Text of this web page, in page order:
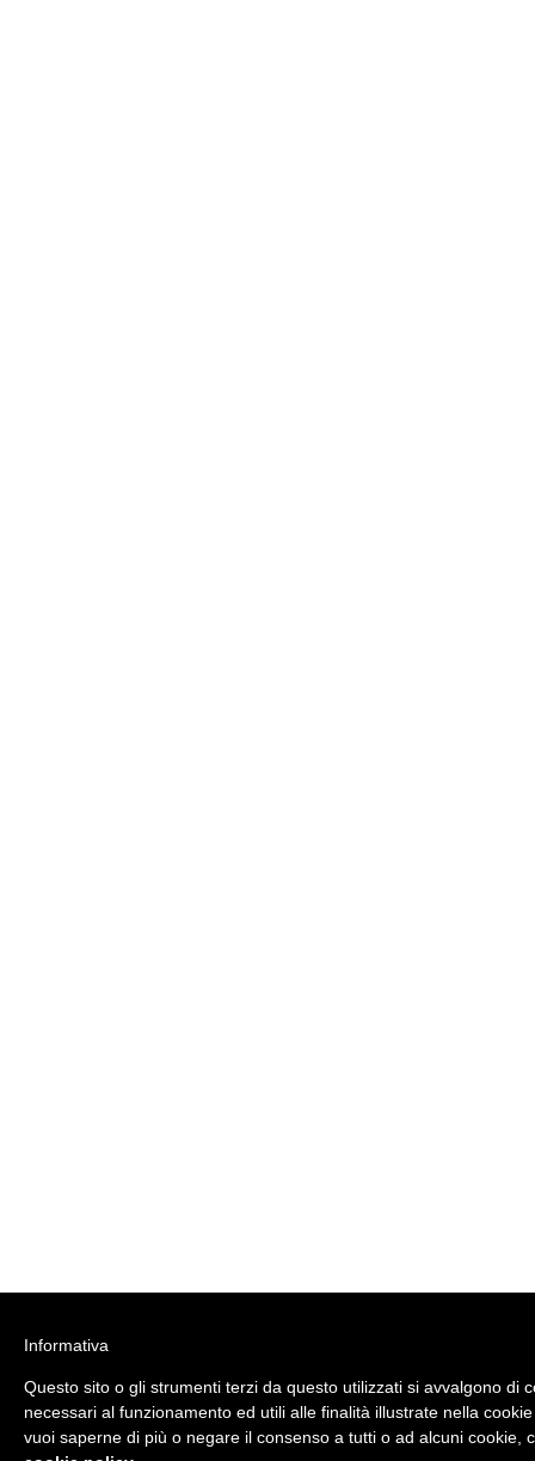
Informativa
Questo sito o gli strumenti terzi da questo utilizzati si avvalgono di
necessari al funzionamento ed utili alle finalità illustrate nella
vuoi saperne di più o negare il consenso a tutti o ad alcuni cookie,